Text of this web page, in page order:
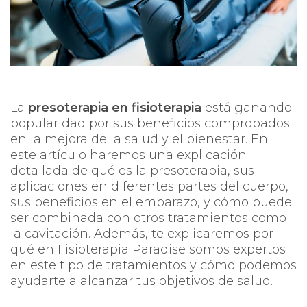
La presoterapia en fisioterapia está ganando
popularidad por sus beneficios comprobados
en la mejora de la salud y el bienestar. En
este artículo haremos una explicación
detallada de qué es la presoterapia, sus
aplicaciones en diferentes partes del cuerpo,
sus beneficios en el embarazo, y cómo puede
ser combinada con otros tratamientos como
la cavitación. Además, te explicaremos por
qué en Fisioterapia Paradise somos expertos
en este tipo de tratamientos y cómo podemos
ayudarte a alcanzar tus objetivos de salud.